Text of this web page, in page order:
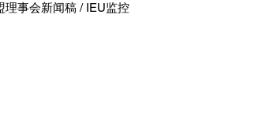
理事会新闻稿 / IEU监控